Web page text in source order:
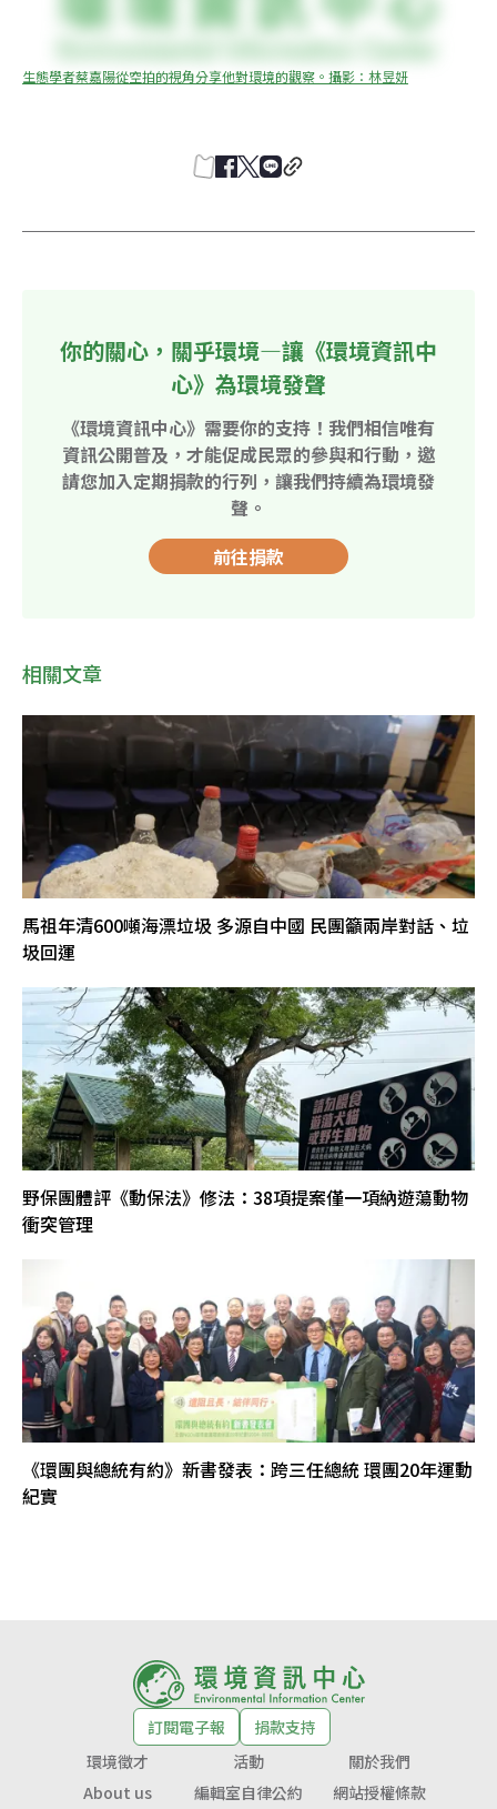
生態學者蔡嘉陽從空拍的視角分享他對環境的觀察。攝影：林昱妍
你的關心，關乎環境—讓《環境資訊中
心》為環境發聲
《環境資訊中心》需要你的支持！我們相信唯有
資訊公開普及，才能促成民眾的參與和行動，邀
請您加入定期捐款的行列，讓我們持續為環境發
聲。
前往捐款
相關文章
馬祖年清600噸海漂垃圾 多源自中國 民團籲兩岸對話、垃
圾回運
野保團體評《動保法》修法：38項提案僅一項納遊蕩動物
衝突管理
《環團與總統有約》新書發表：跨三任總統 環團20年運動
紀實
訂閱電子報
捐款支持
環境徵才
活動
關於我們
About us
編輯室自律公約 網站授權條款